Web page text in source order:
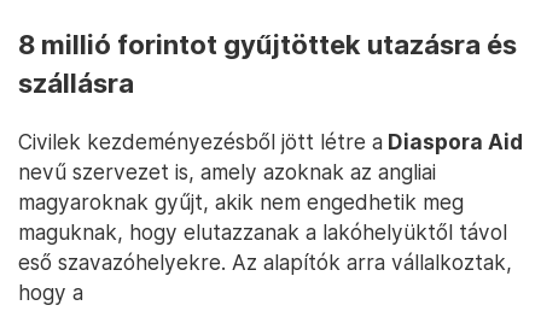
8 millió forintot gyűjtöttek utazásra és
szállásra
Civilek kezdeményezésből jött létre a Diaspora Aid
nevű szervezet is, amely azoknak az angliai
magyaroknak gyűjt, akik nem engedhetik meg
maguknak, hogy elutazzanak a lakóhelyüktől távol
eső szavazóhelyekre. Az alapítók arra vállalkoztak,
hogy a